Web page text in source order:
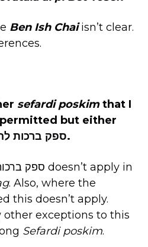
Ben Ish Chaiisn’t clear.
sefardi poskimthat I
but either
way we go with ספק ברכות להקל.
. Also, where the
this doesn’t apply.
other exceptions to this
Sefardi poskim.